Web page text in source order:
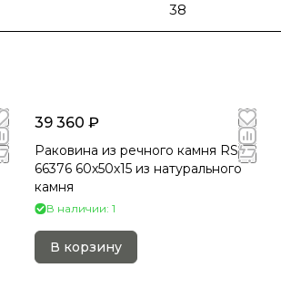
38
39 360 ₽
Раковина из речного камня RS-
66376 60х50х15 из натурального
камня
В наличии: 1
В корзину